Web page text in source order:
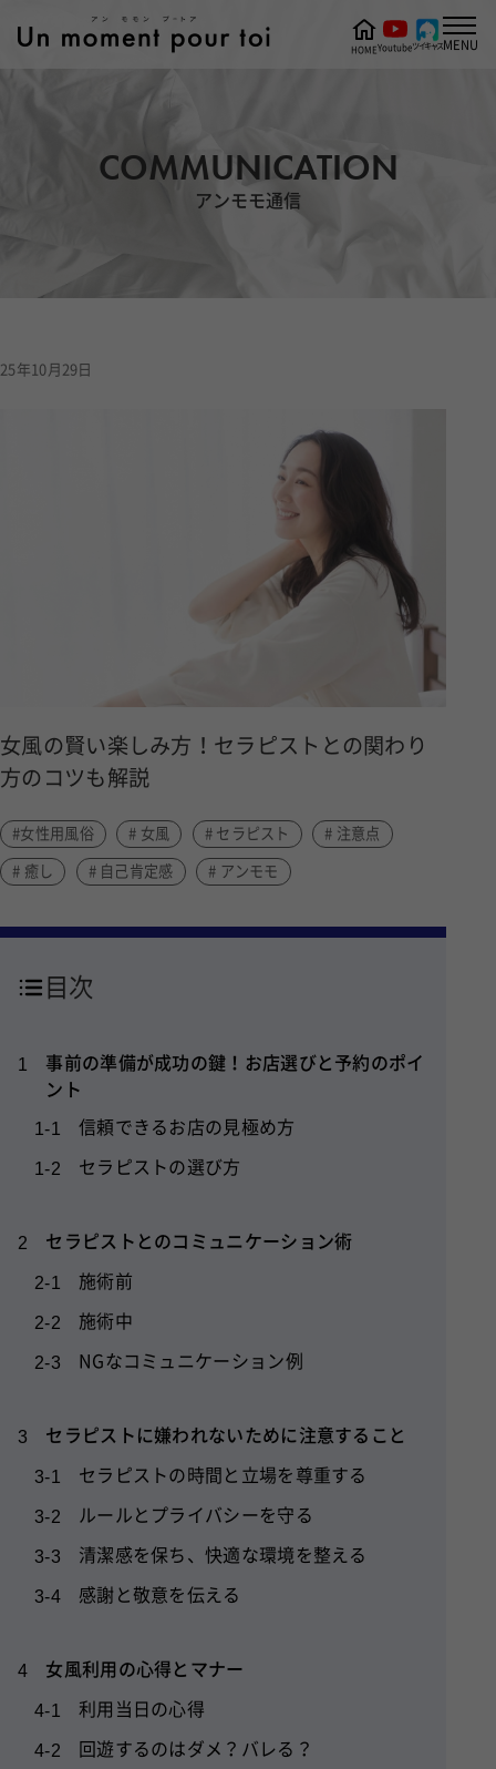
COMMUNICATION
アンモモ通信
HOMEYoutubeツイキャスMENU
25年10月29日
女風の賢い楽しみ方！セラピストとの関わり
方のコツも解説
#女性用風俗 # 女風 # セラピスト # 注意点
# 癒し # 自己肯定感 # アンモモ
目次
1
事前の準備が成功の鍵！お店選びと予約のポイ
ント
1-1 信頼できるお店の見極め方
1-2 セラピストの選び方
2 セラピストとのコミュニケーション術
2-1 施術前
2-2 施術中
2-3 NGなコミュニケーション例
3 セラピストに嫌われないために注意すること
3-1 セラピストの時間と立場を尊重する
3-2 ルールとプライバシーを守る
3-3 清潔感を保ち、快適な環境を整える
3-4 感謝と敬意を伝える
4 女風利用の心得とマナー
4-1 利用当日の心得
4-2 回遊するのはダメ？バレる？